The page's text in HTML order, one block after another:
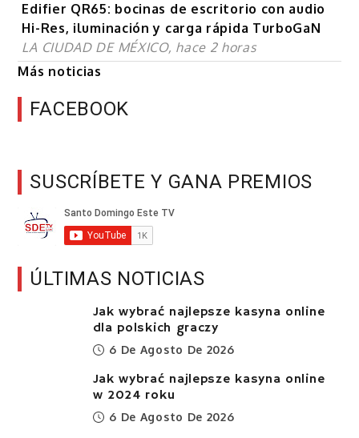
Edifier QR65: bocinas de escritorio con audio
Hi-Res, iluminación y carga rápida TurboGaN
LA CIUDAD DE MÉXICO, hace 2 horas
Más noticias
FACEBOOK
SUSCRÍBETE Y GANA PREMIOS
ÚLTIMAS NOTICIAS
Jak wybrać najlepsze kasyna online
dla polskich graczy
6 De Agosto De 2026
Jak wybrać najlepsze kasyna online
w 2024 roku
6 De Agosto De 2026